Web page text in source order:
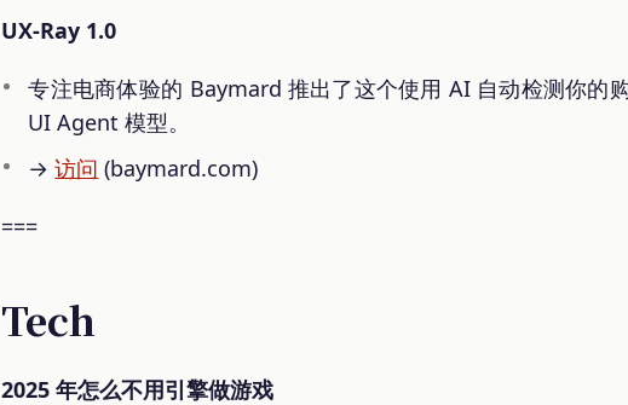
UX-Ray 1.0
专注电商体验的 Baymard 推出了这个使用 AI 自动检测你的
UI Agent 模型。
→访问 (baymard.com)
===
Tech
2025 年怎么不用引擎做游戏